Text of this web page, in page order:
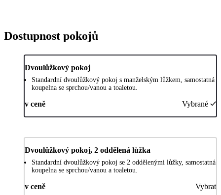
Dostupnost pokojů
Dvoulůžkový pokoj
Standardní dvoulůžkový pokoj s manželským lůžkem, samostatná
koupelna se sprchou/vanou a toaletou.
v ceně Vybrané
Dvoulůžkový pokoj, 2 oddělená lůžka
Standardní dvoulůžkový pokoj se 2 oddělenými lůžky, samostatná
koupelna se sprchou/vanou a toaletou.
v ceně Vybrat